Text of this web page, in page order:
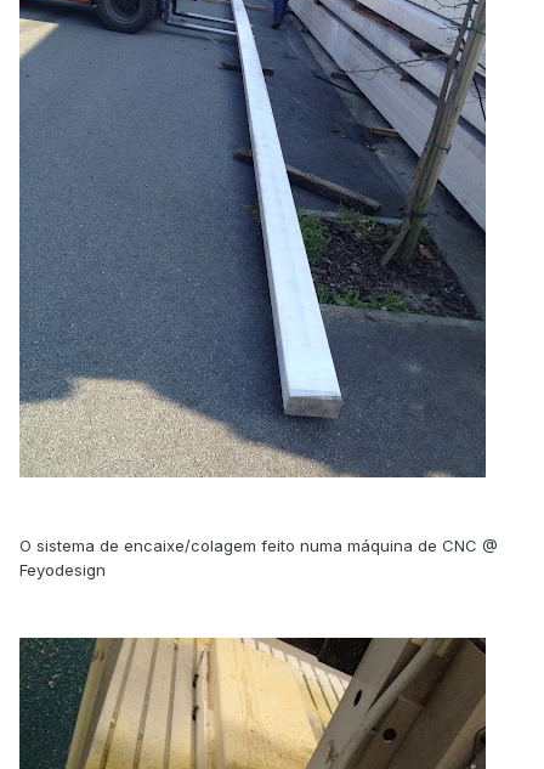
O sistema de encaixe/colagem feito numa máquina de CNC @
Feyodesign